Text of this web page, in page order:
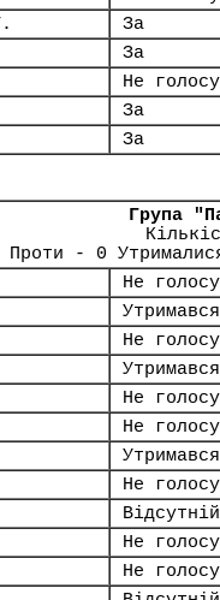
За
За
Не
За
За
Група
- 0
Не
Утримався
Не
Утримався
Не
Не
Утримався
Не
Відсутній
Не
Не